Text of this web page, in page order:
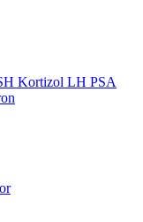
Kortizol LH PSA